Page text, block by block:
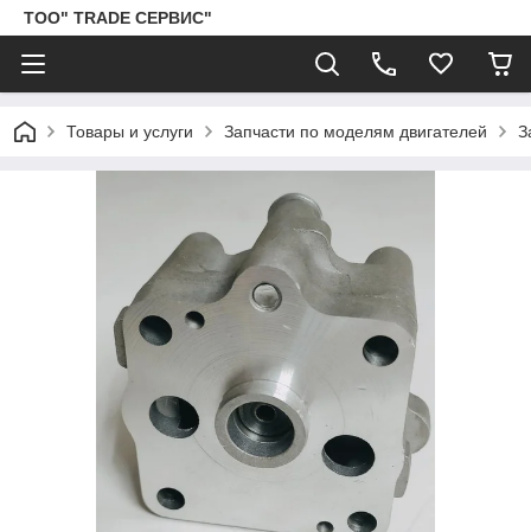
ТОО" TRADE СЕРВИС"
Товары и услуги Запчасти по моделям двигателей